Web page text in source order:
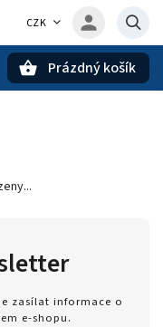
CZK
Prázdný košík
zasílat informace o
e-shopu.